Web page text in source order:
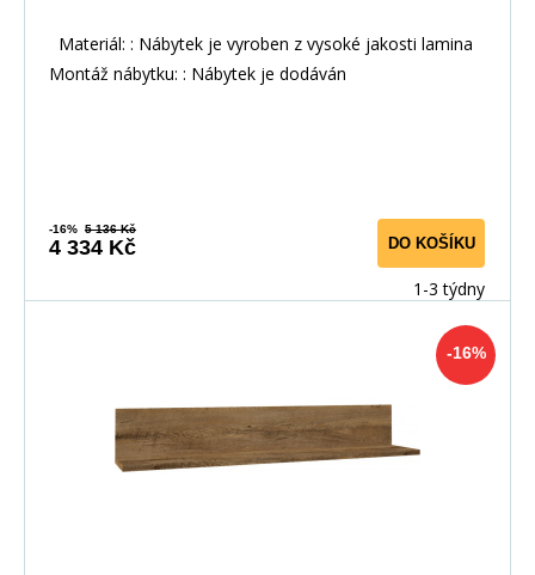
Materiál: : Nábytek je vyroben z vysoké jakosti lamina
Montáž nábytku: : Nábytek je dodáván
-16% 5 136 Kč
4 334 Kč DO KOŠÍKU
1-3 týdny
-16%